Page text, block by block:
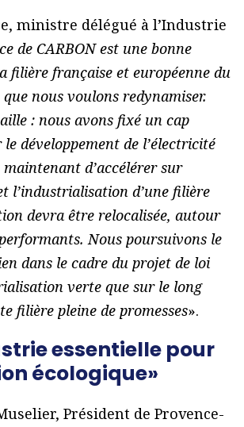
ministre délégué à l’Industrie
de CARBON est une bonne
filière française et européenne du
nous voulons redynamiser.
: nous avons fixé un cap
développement de l’électricité
d’accélérer sur
l’industrialisation d’une filière
devra être relocalisée, autour
Nous poursuivons le
dans le cadre du projet de loi
verte que sur le long
filière pleine de promesses».
essentielle pour
écologique»
Président de Provence-